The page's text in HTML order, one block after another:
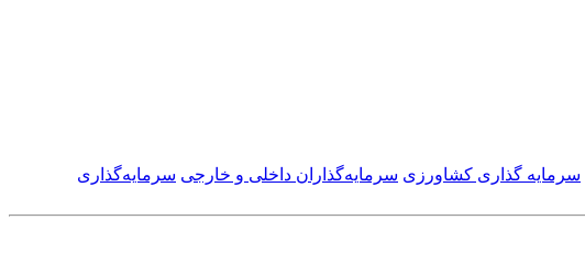
سرمایه گذاری کشاورزی سرمایه‌گذاران داخلی و خارجی سرمایه‌گذاری